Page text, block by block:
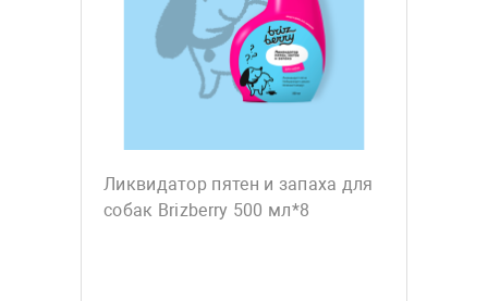
Ликвидатор пятен и запаха для
собак Brizberry 500 мл*8